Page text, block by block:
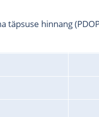
täpsuse hinnang